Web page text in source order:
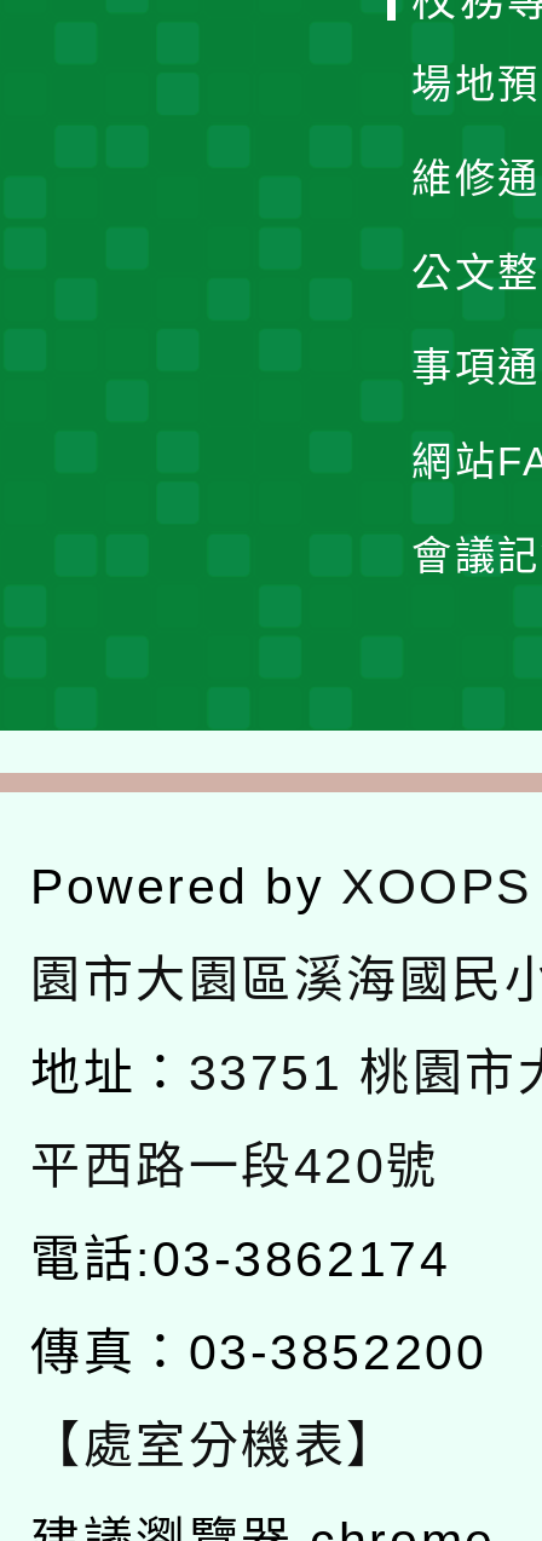
場地
維修
公文
事項
網站
會議
Powered by XOOPS
園市大園區溪海國民
地址： 33751 桃園市
平西路一段420號
電話:03-3862174
傳真：03-3852200
【處室分機表】